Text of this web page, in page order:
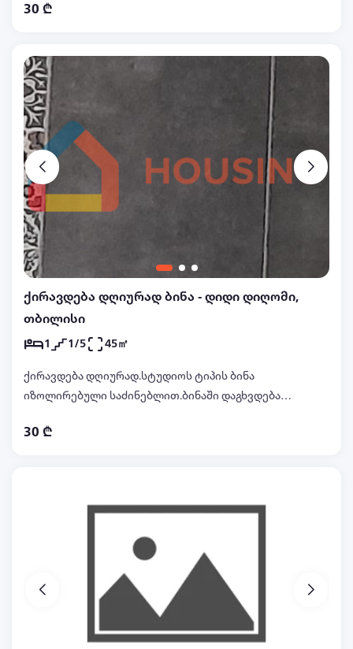
საჭირო პირობებით. 558-203-302 ფასი
30 ₾
ქირავდება დღიურად ბინა - დიდი დიღომი,
თბილისი
1 1/5 45㎡
ქირავდება დღიურად.სტუდიოს ტიპის ბინა
იზოლირებული საძინებლით.ბინაში დაგხვდებათ
ნივთები.ფასი:30 ლარიდან ტელ:557 52 62 15
30 ₾